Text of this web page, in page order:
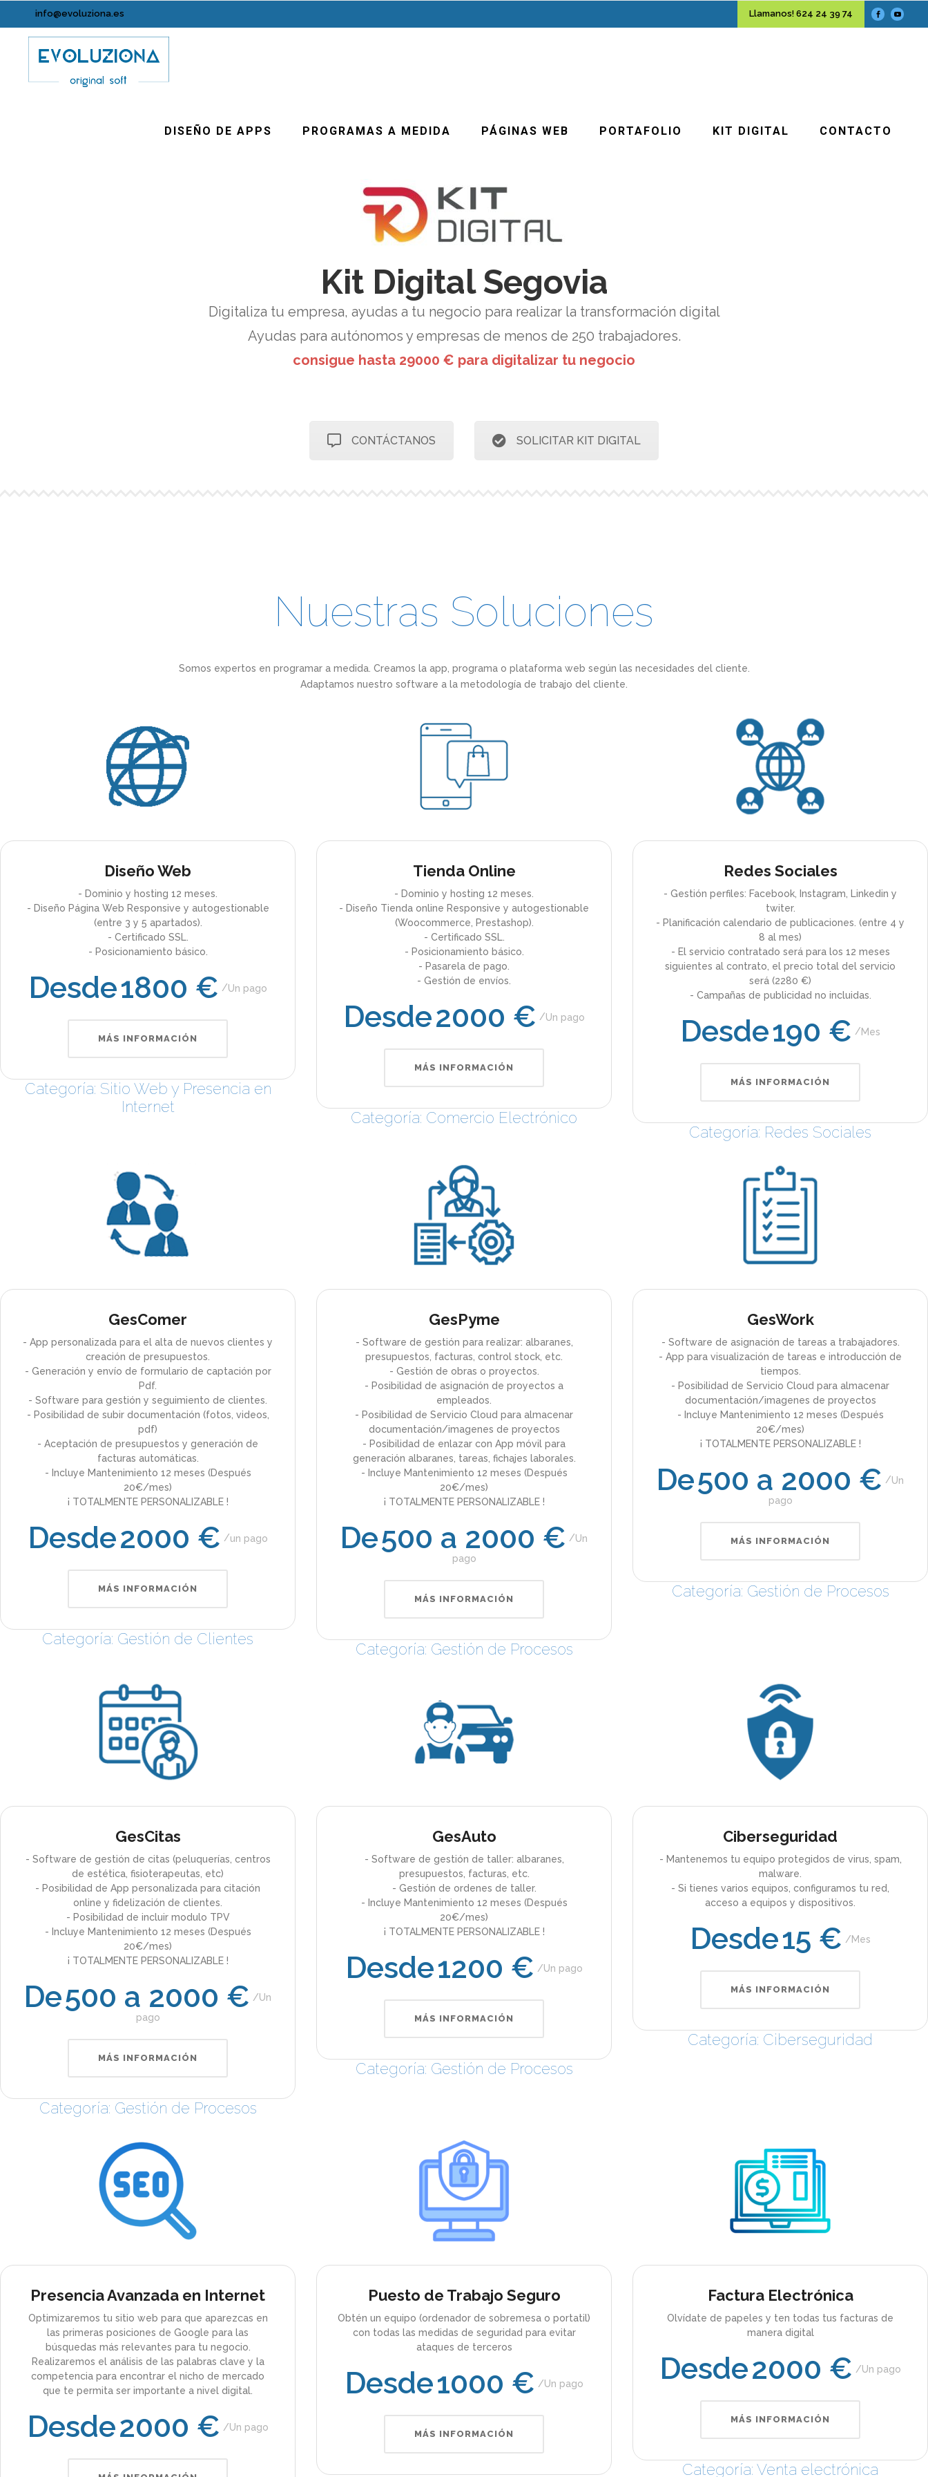
info@evoluziona.es Llamanos! 624 24 39 74
DISEÑO DE APPS PROGRAMAS A MEDIDA PÁGINAS WEB PORTAFOLIO KIT DIGITAL CONTACTO
Kit Digital Segovia
Digitaliza tu empresa, ayudas a tu negocio para realizar la transformación digital
Ayudas para autónomos y empresas de menos de 250 trabajadores.
consigue hasta 29000 € para digitalizar tu negocio
CONTÁCTANOS SOLICITAR KIT DIGITAL
Nuestras Soluciones
Somos expertos en programar a medida. Creamos la app, programa o plataforma web según las necesidades del cliente.
Adaptamos nuestro software a la metodología de trabajo del cliente.
Diseño Web
- Dominio y hosting 12 meses.
- Diseño Página Web Responsive y autogestionable
(entre 3 y 5 apartados).
- Certificado SSL.
- Posicionamiento básico.
Desde1800 € Un pago
MÁS INFORMACIÓN
Categoría: Sitio Web y Presencia en
Internet
Tienda Online
- Dominio y hosting 12 meses.
- Diseño Tienda online Responsive y autogestionable
(Woocommerce, Prestashop).
- Certificado SSL.
- Posicionamiento básico.
- Pasarela de pago.
- Gestión de envíos.
Desde2000 € Un pago
MÁS INFORMACIÓN
Categoría: Comercio Electrónico
Redes Sociales
- Gestión perfiles: Facebook, Instagram, Linkedin y
twiter.
- Planificación calendario de publicaciones. (entre 4 y
8 al mes)
- El servicio contratado será para los 12 meses
siguientes al contrato, el precio total del servicio
será (2280 €)
- Campañas de publicidad no incluidas.
Desde190 € Mes
MÁS INFORMACIÓN
Categoría: Redes Sociales
GesComer
- App personalizada para el alta de nuevos clientes y
creación de presupuestos.
- Generación y envío de formulario de captación por
Pdf.
- Software para gestión y seguimiento de clientes.
- Posibilidad de subir documentación (fotos, videos,
pdf)
- Aceptación de presupuestos y generación de
facturas automáticas.
- Incluye Mantenimiento 12 meses (Después
20€/mes)
¡ TOTALMENTE PERSONALIZABLE !
Desde2000 € un pago
MÁS INFORMACIÓN
Categoría: Gestión de Clientes
GesPyme
- Software de gestión para realizar: albaranes,
presupuestos, facturas, control stock, etc.
- Gestión de obras o proyectos.
- Posibilidad de asignación de proyectos a
empleados.
- Posibilidad de Servicio Cloud para almacenar
documentación/imagenes de proyectos
- Posibilidad de enlazar con App móvil para
generación albaranes, tareas, fichajes laborales.
- Incluye Mantenimiento 12 meses (Después
20€/mes)
¡ TOTALMENTE PERSONALIZABLE !
De500 a 2000 €
Un
pago
MÁS INFORMACIÓN
Categoría: Gestión de Procesos
GesWork
- Software de asignación de tareas a trabajadores.
- App para visualización de tareas e introducción de
tiempos.
- Posibilidad de Servicio Cloud para almacenar
documentación/imagenes de proyectos
- Incluye Mantenimiento 12 meses (Después
20€/mes)
¡ TOTALMENTE PERSONALIZABLE !
De500 a 2000 €
Un
pago
MÁS INFORMACIÓN
Categoría: Gestión de Procesos
GesCitas
- Software de gestión de citas (peluquerías, centros
de estética, fisioterapeutas, etc)
- Posibilidad de App personalizada para citación
online y fidelización de clientes.
- Posibilidad de incluir modulo TPV
- Incluye Mantenimiento 12 meses (Después
20€/mes)
¡ TOTALMENTE PERSONALIZABLE !
De500 a 2000 €
Un
pago
MÁS INFORMACIÓN
Categoría: Gestión de Procesos
GesAuto
- Software de gestión de taller: albaranes,
presupuestos, facturas, etc.
- Gestión de ordenes de taller.
- Incluye Mantenimiento 12 meses (Después
20€/mes)
¡ TOTALMENTE PERSONALIZABLE !
Desde1200 € Un pago
MÁS INFORMACIÓN
Categoría: Gestión de Procesos
Ciberseguridad
- Mantenemos tu equipo protegidos de virus, spam,
malware.
- Si tienes varios equipos, configuramos tu red,
acceso a equipos y dispositivos.
Desde15 € Mes
MÁS INFORMACIÓN
Categoría: Ciberseguridad
Presencia Avanzada en Internet
Optimizaremos tu sitio web para que aparezcas en
las primeras posiciones de Google para las
búsquedas más relevantes para tu negocio.
Realizaremos el análisis de las palabras clave y la
competencia para encontrar el nicho de mercado
que te permita ser importante a nivel digital.
Desde2000 € Un pago
Puesto de Trabajo Seguro
Obtén un equipo (ordenador de sobremesa o portatil)
con todas las medidas de seguridad para evitar
ataques de terceros
Desde1000 € Un pago
MÁS INFORMACIÓN
Factura Electrónica
Olvídate de papeles y ten todas tus facturas de
manera digital
Desde2000 € Un pago
MÁS INFORMACIÓN
Categoría: Venta electrónica